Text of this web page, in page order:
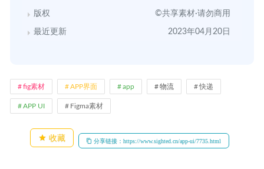
版权 ©共享素材·请勿商用
最近更新 2023年04月20日
fig素材 APP界面 app 物流 快递
APP UI Figma素材
收藏 分享链接：https://www.sighted.cn/app-ui/7735.html